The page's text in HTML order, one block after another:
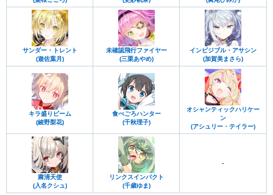
サンダー・トレント
(遊佐葉月)
未確認飛行ファイヤー
(三栗あやめ)
インビジブル・アサシン
(加賀美まさら)
キラ盛りビーム
(綾野梨花)
食べごろハンター
(千秋理子)
オシャンティックハリケー
ン
(アシュリー・テイラー)
粛清天使
(入名クシュ)
リンクスインパクト
(千歳ゆま)
-